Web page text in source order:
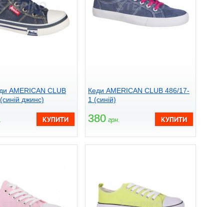
AMERICAN CLUB
джинс)
Кеди AMERICAN CLUB 486/17-
1 (синій)
380 грн.